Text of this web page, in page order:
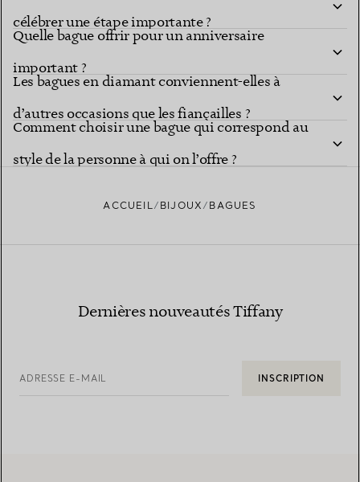
célébrer une étape importante ?
Quelle bague offrir pour un anniversaire
important ?
Les bagues en diamant conviennent-elles à
d’autres occasions que les fiançailles ?
Comment choisir une bague qui correspond au
style de la personne à qui on l’offre ?
ACCUEIL BIJOUX BAGUES
Dernières nouveautés Tiffany
ADRESSE E-MAIL INSCRIPTION